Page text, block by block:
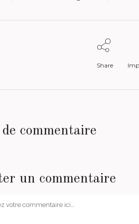
Share
de commentaire
un commentaire